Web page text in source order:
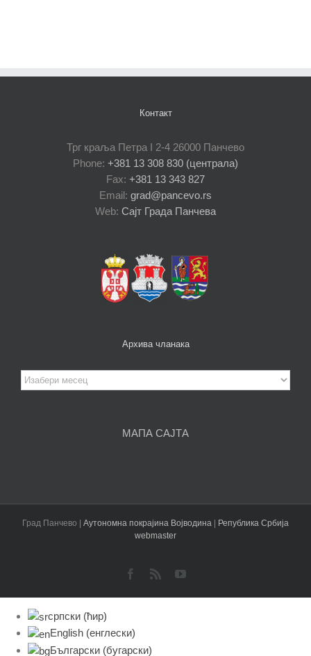
Контакт
Трг краља Петра I 2-4 26000 Панчево
Phone: +381 13 308 830 (централа)
Fax: +381 13 343 827
Email: grad@pancevo.rs
Web: Сајт Града Панчева
Архива чланака
Архива
чланака
МАПА САЈТА
Град Панчево | Аутономна покрајина Војводина | Република Србија
webmaster
Facebook
Rss YouTube
српски (ћир)
English (енглески)
Български (бугарски)